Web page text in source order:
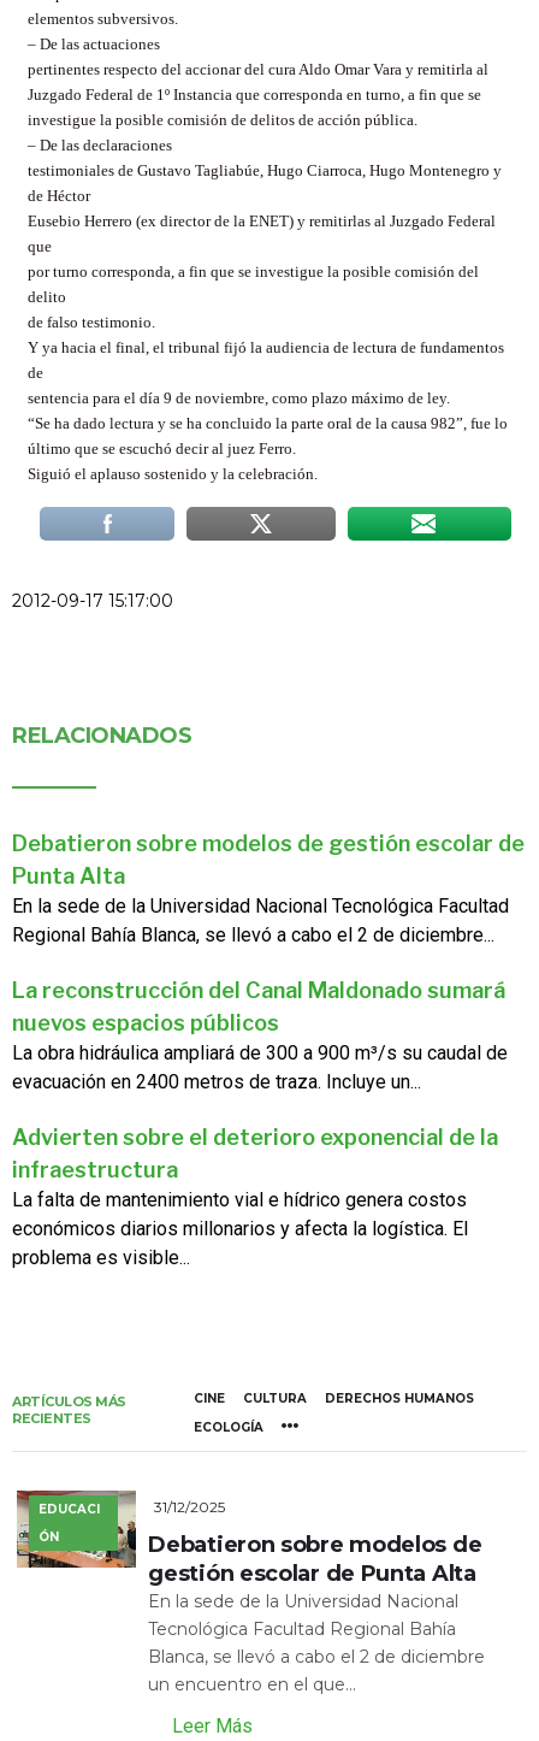
elementos subversivos.
– De las actuaciones
pertinentes respecto del accionar del cura Aldo Omar Vara y remitirla al
Juzgado Federal de 1º Instancia que corresponda en turno, a fin que se
investigue la posible comisión de delitos de acción pública.
– De las declaraciones
testimoniales de Gustavo Tagliabúe, Hugo Ciarroca, Hugo Montenegro y
de Héctor
Eusebio Herrero (ex director de la ENET) y remitirlas al Juzgado Federal
que
por turno corresponda, a fin que se investigue la posible comisión del
delito
de falso testimonio.
Y ya hacia el final, el tribunal fijó la audiencia de lectura de fundamentos
de
sentencia para el día 9 de noviembre, como plazo máximo de ley.
“Se ha dado lectura y se ha concluido la parte oral de la causa 982”, fue lo
último que se escuchó decir al juez Ferro.
Siguió el aplauso sostenido y la celebración.
2012-09-17 15:17:00
RELACIONADOS
Debatieron sobre modelos de gestión escolar de
Punta Alta
En la sede de la Universidad Nacional Tecnológica Facultad
Regional Bahía Blanca, se llevó a cabo el 2 de diciembre...
La reconstrucción del Canal Maldonado sumará
nuevos espacios públicos
La obra hidráulica ampliará de 300 a 900 m³/s su caudal de
evacuación en 2400 metros de traza. Incluye un...
Advierten sobre el deterioro exponencial de la
infraestructura
La falta de mantenimiento vial e hídrico genera costos
económicos diarios millonarios y afecta la logística. El
problema es visible...
ARTÍCULOS MÁS
RECIENTES
CINE CULTURA
DERECHOS HUMANOS
ECOLOGÍA
EDUCACI
ÓN
31/12/2025
Debatieron sobre modelos de
gestión escolar de Punta Alta
En la sede de la Universidad Nacional
Tecnológica Facultad Regional Bahía
Blanca, se llevó a cabo el 2 de diciembre
un encuentro en el que...
Leer Más